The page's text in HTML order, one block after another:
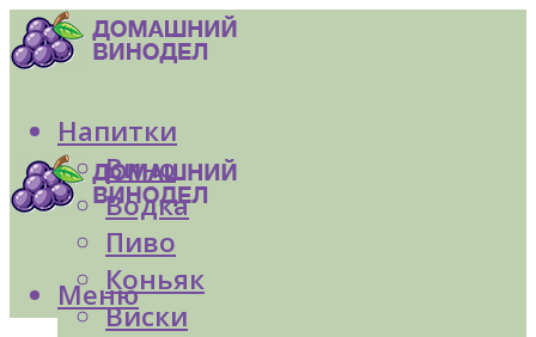
Напитки
Вино
Водка
Пиво
Коньяк
Виски
Меню